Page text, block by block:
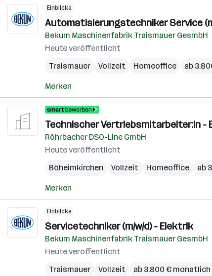
Einblicke
Automatisierungstechniker Service
Bekum Maschinenfabrik Traismauer GesmbH
Heute veröffentlicht
Traismauer
Vollzeit Homeoffice ab
Merken
Technischer Vertriebsmitarbeiter:in
Röhrbacher DSO-Line GmbH
Heute veröffentlicht
Böheimkirchen
Vollzeit Homeoffice ab
Merken
Einblicke
Servicetechniker (m/w/d) - Elektrik
Bekum Maschinenfabrik Traismauer GesmbH
Heute veröffentlicht
Traismauer
Vollzeit ab 3.800 € monatlich